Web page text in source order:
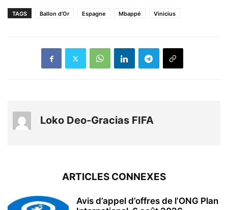
TAGS Ballon d'Or Espagne Mbappé Vinicius
Loko Deo-Gracias FIFA
ARTICLES CONNEXES
Avis d’appel d’offres de l’ONG Plan